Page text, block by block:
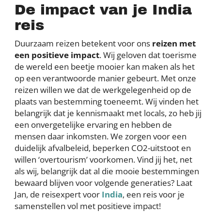
De impact van je India
reis
Duurzaam reizen betekent voor ons reizen met
een positieve impact. Wij geloven dat toerisme
de wereld een beetje mooier kan maken als het
op een verantwoorde manier gebeurt. Met onze
reizen willen we dat de werkgelegenheid op de
plaats van bestemming toeneemt. Wij vinden het
belangrijk dat je kennismaakt met locals, zo heb jij
een onvergetelijke ervaring en hebben de
mensen daar inkomsten. We zorgen voor een
duidelijk afvalbeleid, beperken CO2-uitstoot en
willen ‘overtourism’ voorkomen. Vind jij het, net
als wij, belangrijk dat al die mooie bestemmingen
bewaard blijven voor volgende generaties? Laat
Jan, de reisexpert voor India, een reis voor je
samenstellen vol met positieve impact!